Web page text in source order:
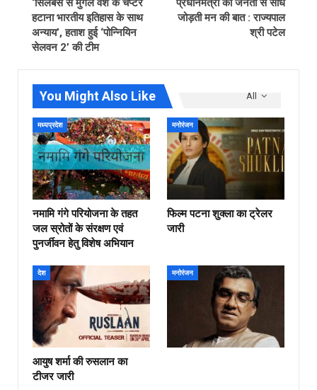
‘सिलेबस से मुगल वंश के चैप्टर
हटाना भारतीय इतिहास के साथ
अन्याय’, हताश हुई ‘पोन्नियिन
सेलवन 2’ की टीम
प्रधानमंत्री को जनता से सीधे
जोड़ती मन की बात : राज्यपाल
श्री पटेल
All
You Might Also Like
मध्यप्रदेश
नमामि गंगे परियोजना के तहत
जल स्रोतों के संरक्षण एवं
पुनर्जीवन हेतु विशेष अभियान
मनोरंजन
फिल्‍म पटना शुक्ला का ट्रेलर
जारी
देश
आयुष शर्मा की रुसलान का
टीजर जारी
मनोरंजन